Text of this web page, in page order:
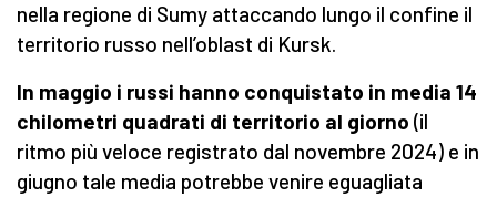
nella regione di Sumy attaccando lungo il confine il
territorio russo nell’oblast di Kursk.
In maggio i russi hanno conquistato in media 14
chilometri quadrati di territorio al giorno (il
ritmo più veloce registrato dal novembre 2024) e in
giugno tale media potrebbe venire eguagliata